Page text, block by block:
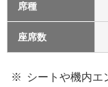
席種
座席数
シートや機内エ